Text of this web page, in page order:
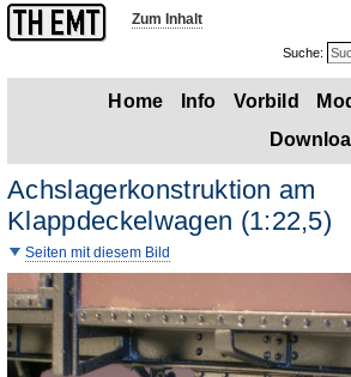
Zum Inhalt
Suche:
Home Info Vorbild
Achslagerkonstruktion am
Klappdeckelwagen (1:22,5)
Seiten mit diesem Bild